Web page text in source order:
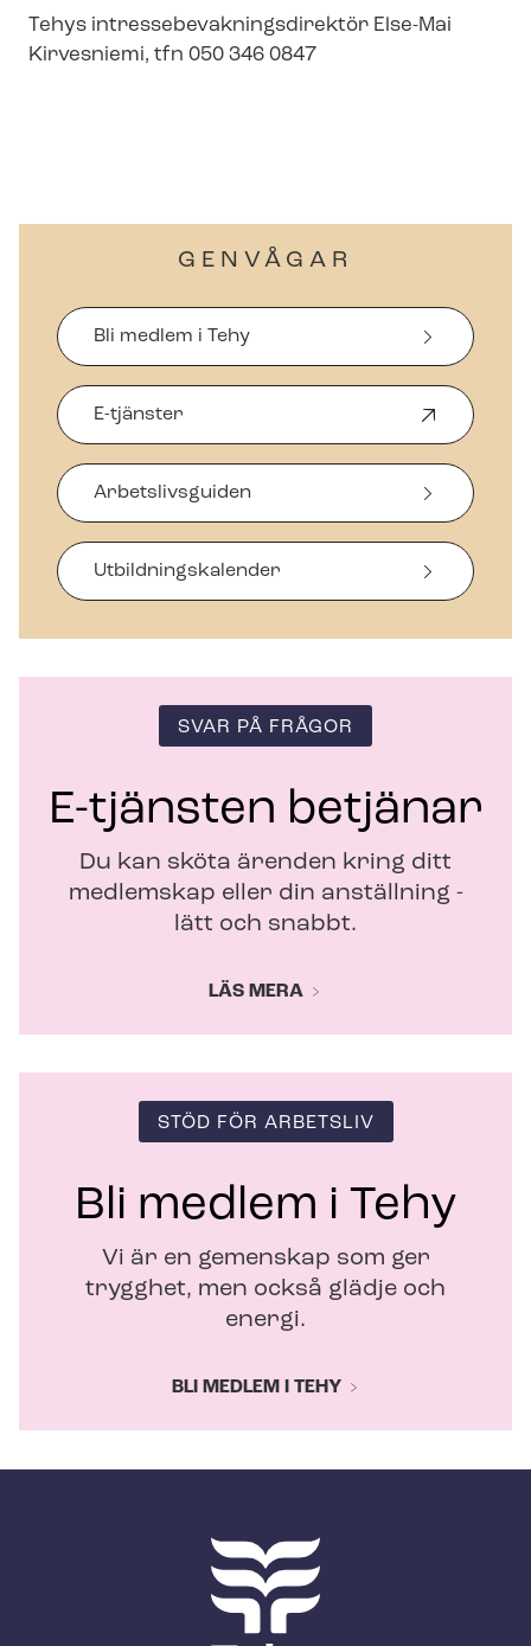
Tehys in­tres­se­be­vak­nings­di­rek­tör Else-Mai
Kirvesniemi, tfn 050 346 0847
GENVÅGAR
Bli medlem i Tehy
E-tjänster
p
n
a
s
i
t
e
r
Arbetslivsguiden
Ut­bild­nings­ka­len­der
SVAR PÅ FRÅGOR
E-tjänsten betjänar
Du kan sköta ärenden kring ditt
medlemskap eller din anställning -
lätt och snabbt.
LÄS MERA
STÖD FÖR ARBETSLIV
Bli medlem i Tehy
Vi är en gemenskap som ger
trygghet, men också glädje och
energi.
BLI MEDLEM I TEHY